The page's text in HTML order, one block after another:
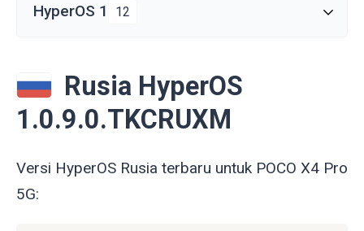
HyperOS 1 12
Rusia HyperOS
1.0.9.0.TKCRUXM
Versi HyperOS Rusia terbaru untuk POCO X4 Pro
5G: